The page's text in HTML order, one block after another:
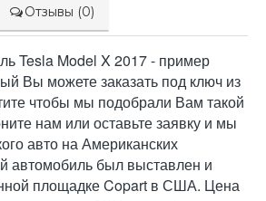
Отзывы (0)
Tesla Model X 2017 - пример
Вы можете заказать под ключ из
чтобы мы подобрали Вам такой
нам или оставьте заявку и мы
авто на Американских
автомобиль был выставлен и
площадке Copart в США. Цена